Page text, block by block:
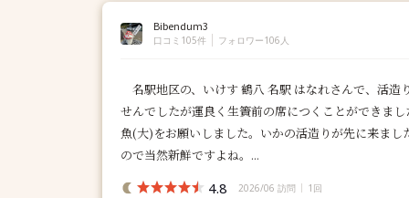
Bibendum3
口コミ105件 フォロワー106人
名駅地区の、いけす 鶴八 名駅 はなれさんで、活
せんでしたが運良く生簀前の席につくことができま
魚(大)をお願いしました。いかの活造りが先に来ま
ので当然新鮮ですよね。...
4.8 2026/06 訪問 1回